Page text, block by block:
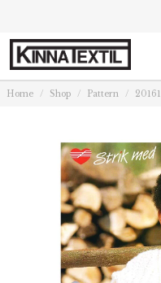
Home Shop Pattern 20161